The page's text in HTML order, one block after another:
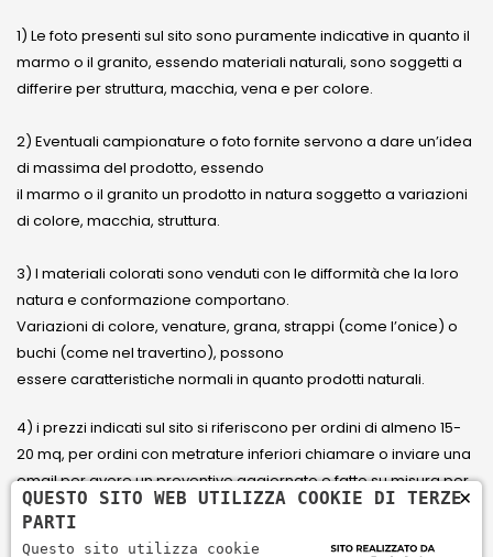
1) Le foto presenti sul sito sono puramente indicative in quanto il
marmo o il granito, essendo materiali naturali, sono soggetti a
differire per struttura, macchia, vena e per colore.
2) Eventuali campionature o foto fornite servono a dare un’idea
di massima del prodotto, essendo
il marmo o il granito un prodotto in natura soggetto a variazioni
di colore, macchia, struttura.
3) I materiali colorati sono venduti con le difformità che la loro
natura e conformazione comportano.
Variazioni di colore, venature, grana, strappi (come l’onice) o
buchi (come nel travertino), possono
essere caratteristiche normali in quanto prodotti naturali.
4) i prezzi indicati sul sito si riferiscono per ordini di almeno 15-
20 mq, per ordini con metrature inferiori chiamare o inviare una
email per avere un preventivo aggiornato e fatto su misura per
il cliente.
×
QUESTO SITO WEB UTILIZZA COOKIE DI TERZE
PARTI
Questo sito utilizza cookie